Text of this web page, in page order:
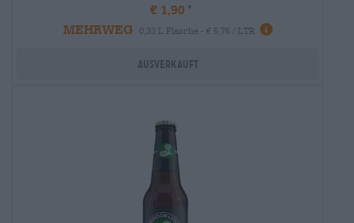
€ 1,90
MEHRWEG
0,33 L Flasche - € 5,76 / LTR
Ausverkauft